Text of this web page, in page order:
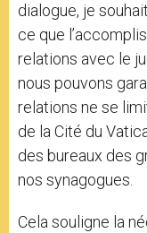
dialogue, je
ce que
relations avec le
nous pouvons
relations ne se
de la Cité du
des bureaux des
nos synagogues.
Cela souligne la